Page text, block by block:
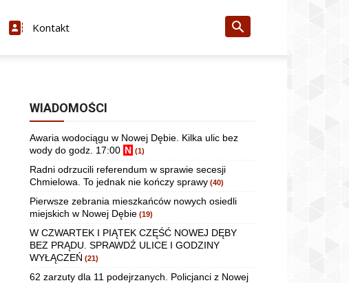
Kontakt
WIADOMOŚCI
Awaria wodociągu w Nowej Dębie. Kilka ulic bez
wody do godz. 17:00 N (1)
Radni odrzucili referendum w sprawie secesji
Chmielowa. To jednak nie kończy sprawy (40)
Pierwsze zebrania mieszkańców nowych osiedli
miejskich w Nowej Dębie (19)
W CZWARTEK I PIĄTEK CZĘŚĆ NOWEJ DĘBY
BEZ PRĄDU. SPRAWDŹ ULICE I GODZINY
WYŁĄCZEŃ (21)
62 zarzuty dla 11 podejrzanych. Policjanci z Nowej